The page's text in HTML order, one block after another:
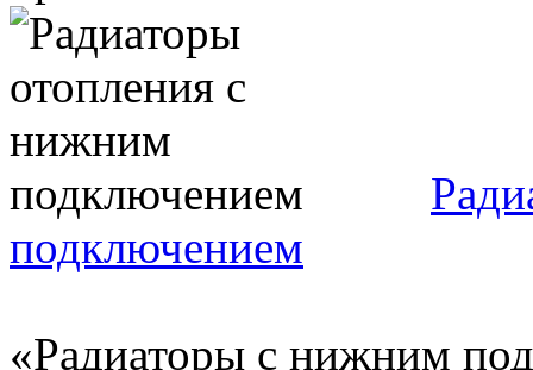
подключением
«Радиаторы с нижним